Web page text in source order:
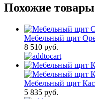
Похожие товары
Мебельный щит
8 510 руб.
Мебельный щит
5 835 руб.